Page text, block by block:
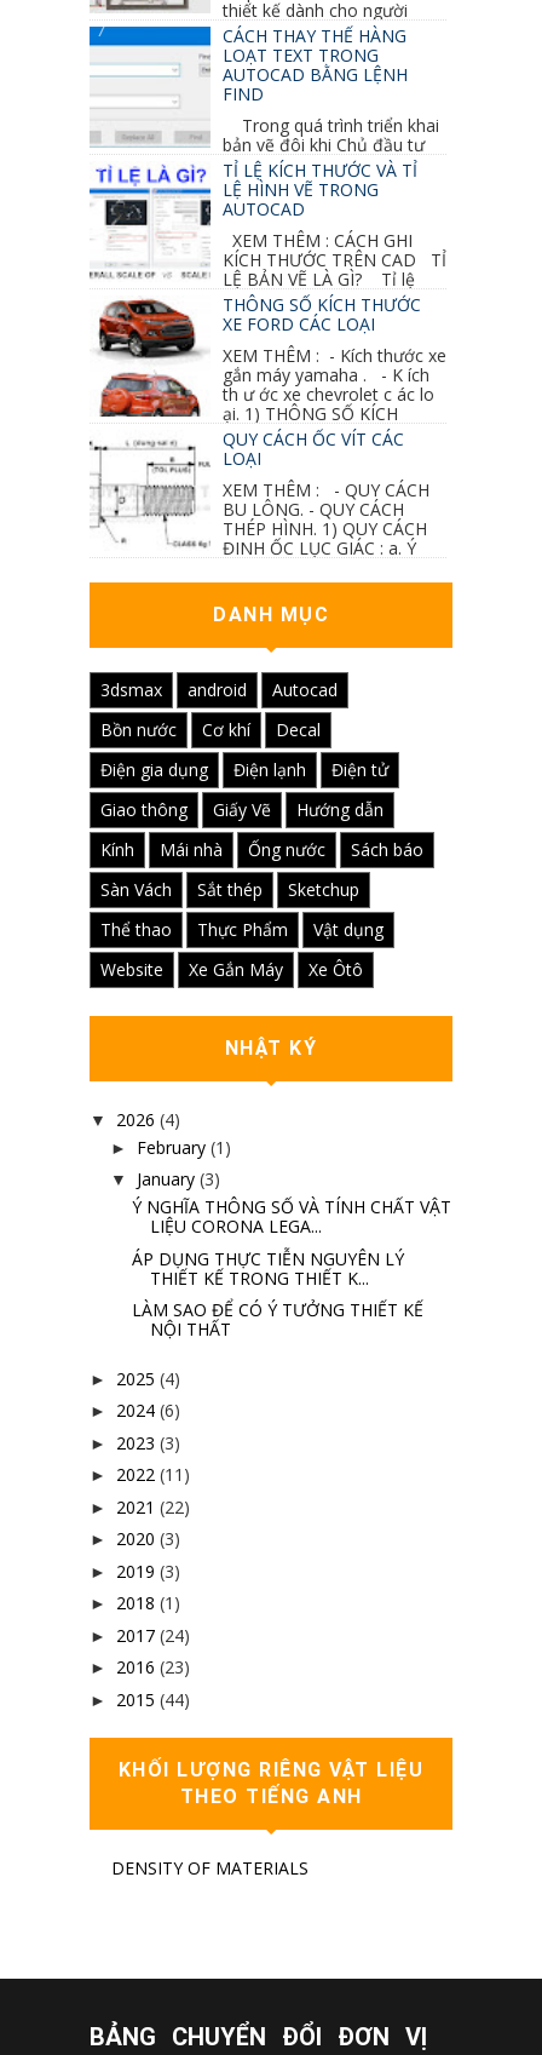
thiết kế dành cho người
khuyết tật ở phần 1 chúng ta cùng tìm hiểu
thêm các vấn đề và...
CÁCH THAY THẾ HÀNG
LOẠT TEXT TRONG
AUTOCAD BẰNG LỆNH
FIND
Trong quá trình triển khai
bản vẽ đôi khi Chủ đầu tư
thay đổi thiết kế hoặc do bản vẽ mình ghi chú
sai mục nào đó...
TỈ LỆ KÍCH THƯỚC VÀ TỈ
LỆ HÌNH VẼ TRONG
AUTOCAD
XEM THÊM : CÁCH GHI
KÍCH THƯỚC TRÊN CAD TỈ
LỆ BẢN VẼ LÀ GÌ? Tỉ lệ
của hình vẽ trong bản vẽ thiết kế kiến trúc...
THÔNG SỐ KÍCH THƯỚC
XE FORD CÁC LOẠI
XEM THÊM : - Kích thước xe
gắn máy yamaha . - K ích
th ư ớc xe chevrolet c ác lo
ại. 1) THÔNG SỐ KÍCH
QUY CÁCH ỐC VÍT CÁC
LOẠI
XEM THÊM : - QUY CÁCH
BU LÔNG. - QUY CÁCH
THÉP HÌNH. 1) QUY CÁCH
ĐINH ỐC LỤC GIÁC : a. Ý
DANH MỤC
3dsmax android
Autocad
Bồn nước
Cơ khí
Decal
Điện gia dụng
Điện lạnh
Điện tử
Giao thông
Giấy Vẽ
Hướng dẫn
Kính
Mái nhà Ống nước
Sách báo
Sàn Vách
Sắt thép
Sketchup
Thể thao
Thực Phẩm
Vật dụng
Website
Xe Gắn Máy Xe Ôtô
NHẬT KÝ
▼ 2026 (4)
► February (1)
▼ January (3)
Ý NGHĨA THÔNG SỐ VÀ TÍNH CHẤT VẬT
LIỆU CORONA LEGA...
ÁP DỤNG THỰC TIỄN NGUYÊN LÝ
THIẾT KẾ TRONG THIẾT K...
LÀM SAO ĐỂ CÓ Ý TƯỞNG THIẾT KẾ
NỘI THẤT
► 2025 (4)
► 2024 (6)
► 2023 (3)
► 2022 (11)
► 2021 (22)
► 2020 (3)
► 2019 (3)
► 2018 (1)
► 2017 (24)
► 2016 (23)
► 2015 (44)
KHỐI LƯỢNG RIÊNG VẬT LIỆU
THEO TIẾNG ANH
DENSITY OF MATERIALS
BẢNG CHUYỂN ĐỔI ĐƠN VỊ